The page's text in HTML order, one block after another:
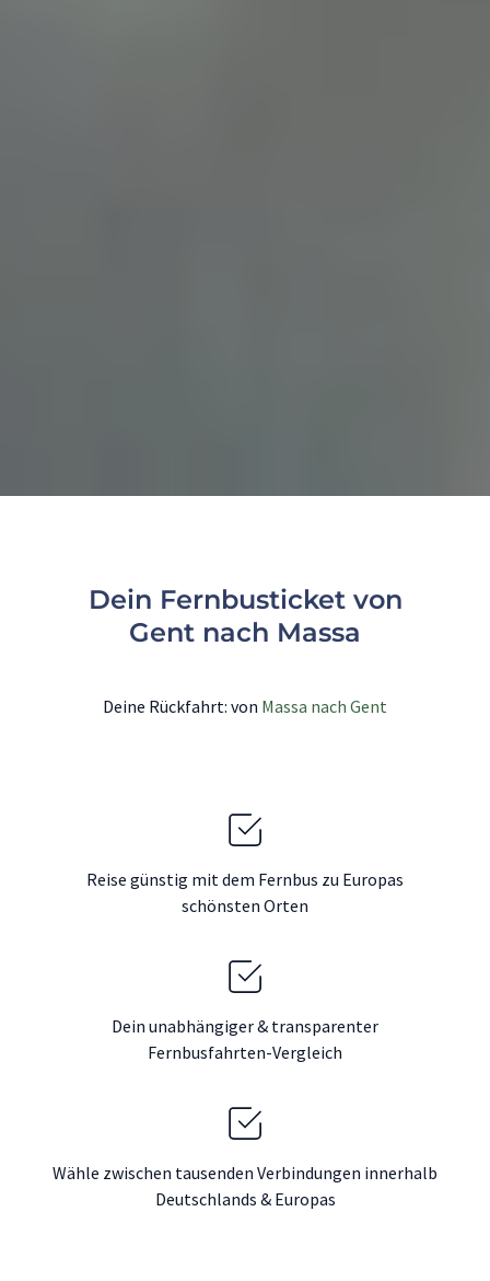
Dein Fernbusticket von
Gent nach Massa
Deine Rückfahrt: von Massa nach Gent
Reise günstig mit dem Fernbus zu Europas
schönsten Orten
Dein unabhängiger & transparenter
Fernbusfahrten-Vergleich
Wähle zwischen tausenden Verbindungen innerhalb
Deutschlands & Europas